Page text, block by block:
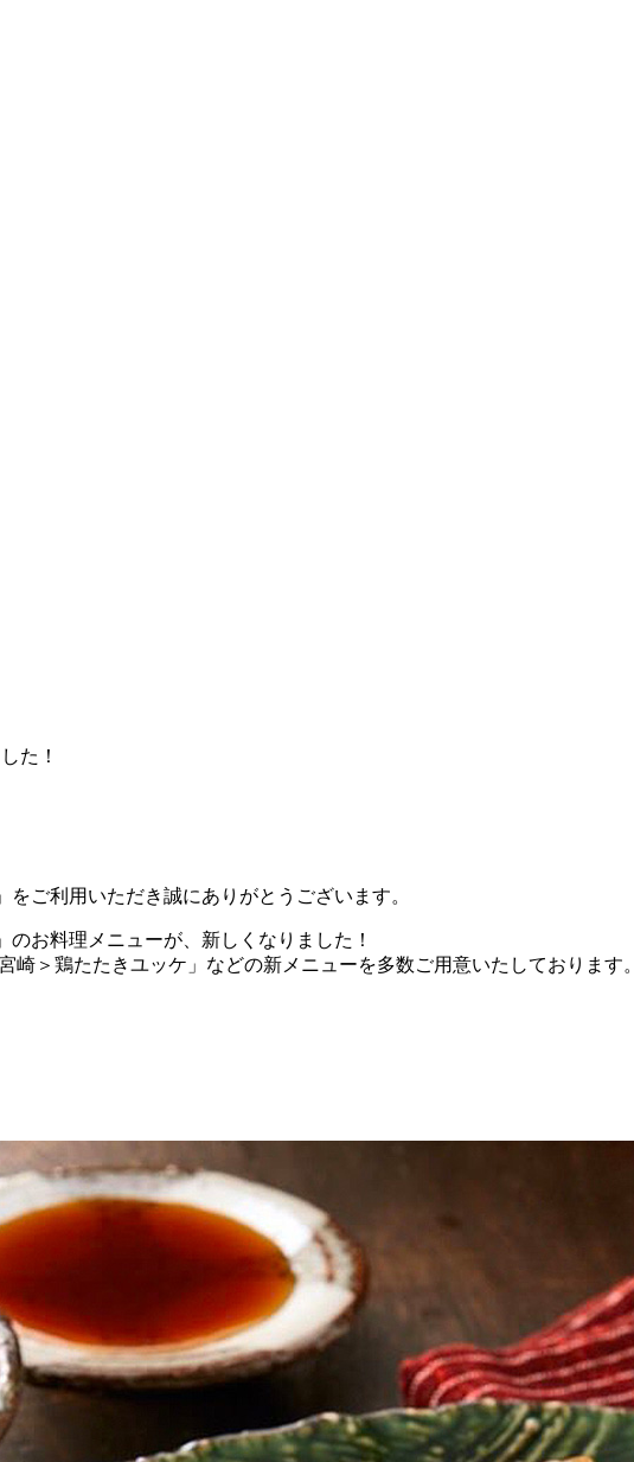
た！
ご利用いただき誠にありがとうございます。
お料理メニューが、新しくなりました！
＞鶏たたきユッケ」などの新メニューを多数ご用意いたしております。